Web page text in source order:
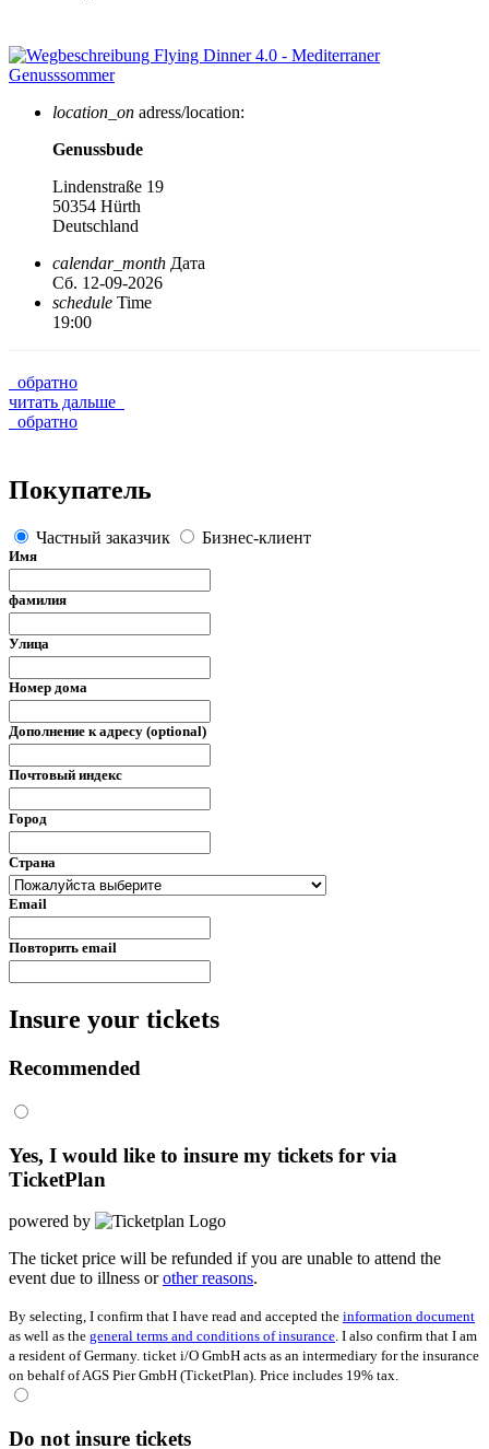
location_on adress/location:
Genussbude
Lindenstraße 19
50354 Hürth
Deutschland
calendar_month Дата
Сб. 12-09-2026
schedule Time
19:00
обратно
читать дальше
обратно
Покупатель
Частный заказчик Бизнес-клиент
Имя
фамилия
Улица
Номер дома
Дополнение к адресу (optional)
Почтовый индекс
Город
Страна
Email
Повторить email
Insure your tickets
Recommended
Yes, I would like to insure my tickets for via
TicketPlan
powered by
The ticket price will be refunded if you are unable to attend the
event due to illness orother reasons.
By selecting, I confirm that I have read and accepted the information document
as well as the general terms and conditions of insurance. I also confirm that I am
a resident of Germany. ticket i/O GmbH acts as an intermediary for the insurance
on behalf of AGS Pier GmbH (TicketPlan). Price includes 19% tax.
Do not insure tickets